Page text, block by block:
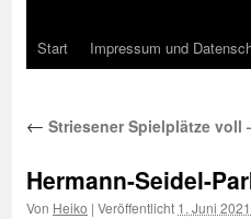
Start Impressum und
← Striesener Spielplätze voll
Hermann-Seidel-
Von Heiko | Veröffentlicht 1. Juni 2021